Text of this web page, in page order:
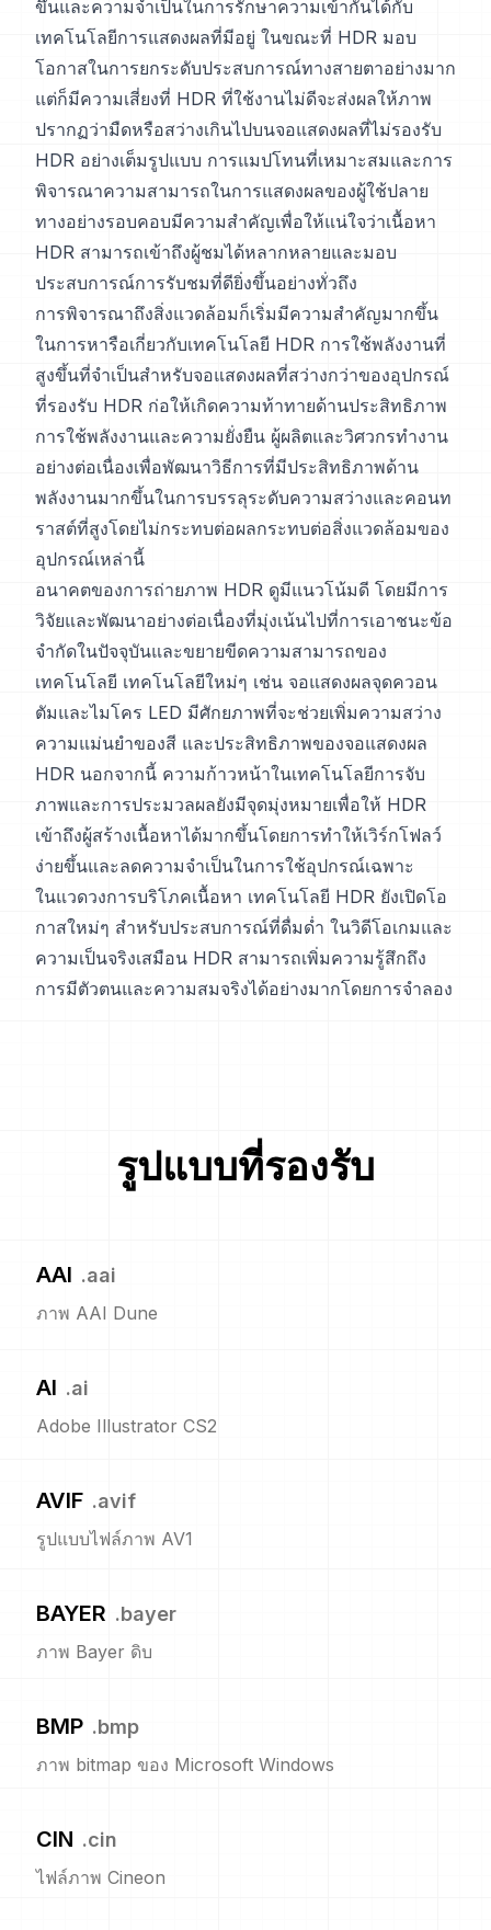
ขึ้นและความจำเป็นในการรักษาความเข้ากันได้กับ
เทคโนโลยีการแสดงผลที่มีอยู่ ในขณะที่ HDR มอบ
โอกาสในการยกระดับประสบการณ์ทางสายตาอย่างมาก
แต่ก็มีความเสี่ยงที่ HDR ที่ใช้งานไม่ดีจะส่งผลให้ภาพ
ปรากฏว่ามืดหรือสว่างเกินไปบนจอแสดงผลที่ไม่รองรับ
HDR อย่างเต็มรูปแบบ การแมปโทนที่เหมาะสมและการ
พิจารณาความสามารถในการแสดงผลของผู้ใช้ปลาย
ทางอย่างรอบคอบมีความสำคัญเพื่อให้แน่ใจว่าเนื้อหา
HDR สามารถเข้าถึงผู้ชมได้หลากหลายและมอบ
ประสบการณ์การรับชมที่ดียิ่งขึ้นอย่างทั่วถึง
การพิจารณาถึงสิ่งแวดล้อมก็เริ่มมีความสำคัญมากขึ้น
ในการหารือเกี่ยวกับเทคโนโลยี HDR การใช้พลังงานที่
สูงขึ้นที่จำเป็นสำหรับจอแสดงผลที่สว่างกว่าของอุปกรณ์
ที่รองรับ HDR ก่อให้เกิดความท้าทายด้านประสิทธิภาพ
การใช้พลังงานและความยั่งยืน ผู้ผลิตและวิศวกรทำงาน
อย่างต่อเนื่องเพื่อพัฒนาวิธีการที่มีประสิทธิภาพด้าน
พลังงานมากขึ้นในการบรรลุระดับความสว่างและคอนท
ราสต์ที่สูงโดยไม่กระทบต่อผลกระทบต่อสิ่งแวดล้อมของ
อุปกรณ์เหล่านี้
อนาคตของการถ่ายภาพ HDR ดูมีแนวโน้มดี โดยมีการ
วิจัยและพัฒนาอย่างต่อเนื่องที่มุ่งเน้นไปที่การเอาชนะข้อ
จำกัดในปัจจุบันและขยายขีดความสามารถของ
เทคโนโลยี เทคโนโลยีใหม่ๆ เช่น จอแสดงผลจุดควอน
ตัมและไมโคร LED มีศักยภาพที่จะช่วยเพิ่มความสว่าง
ความแม่นยำของสี และประสิทธิภาพของจอแสดงผล
HDR นอกจากนี้ ความก้าวหน้าในเทคโนโลยีการจับ
ภาพและการประมวลผลยังมีจุดมุ่งหมายเพื่อให้ HDR
เข้าถึงผู้สร้างเนื้อหาได้มากขึ้นโดยการทำให้เวิร์กโฟลว์
ง่ายขึ้นและลดความจำเป็นในการใช้อุปกรณ์เฉพาะ
ในแวดวงการบริโภคเนื้อหา เทคโนโลยี HDR ยังเปิดโอ
กาสใหม่ๆ สำหรับประสบการณ์ที่ดื่มด่ำ ในวิดีโอเกมและ
ความเป็นจริงเสมือน HDR สามารถเพิ่มความรู้สึกถึง
การมีตัวตนและความสมจริงได้อย่างมากโดยการจำลอง
รูปแบบที่รองรับ
AAI .aai
ภาพ AAI Dune
AI .ai
Adobe Illustrator CS2
AVIF .avif
รูปแบบไฟล์ภาพ AV1
BAYER .bayer
ภาพ Bayer ดิบ
BMP .bmp
ภาพ bitmap ของ Microsoft Windows
CIN .cin
ไฟล์ภาพ Cineon